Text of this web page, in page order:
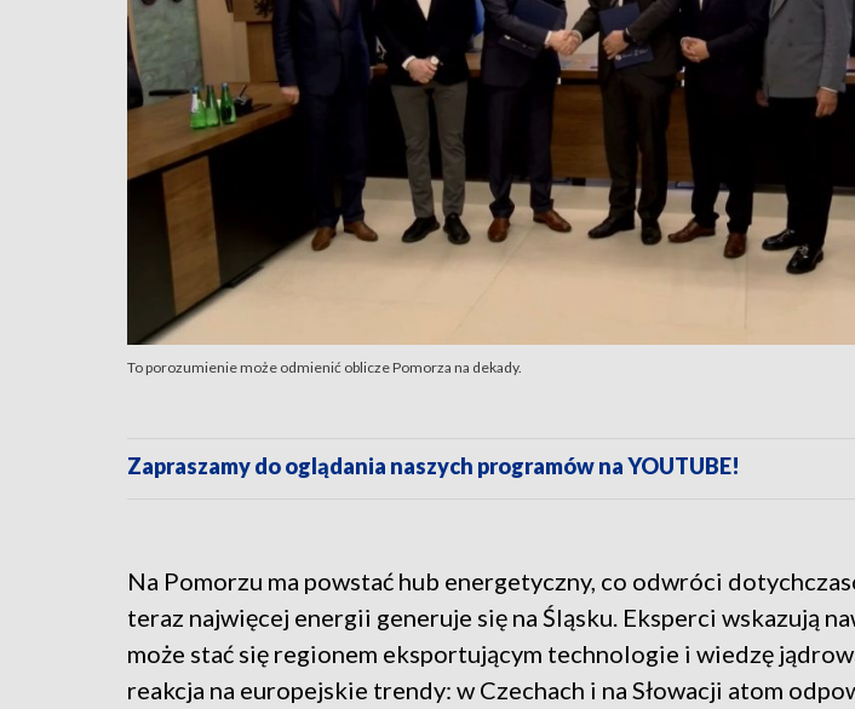
To porozumienie może odmienić oblicze Pomorza na dekady.
Zapraszamy do oglądania naszych programów na YOUTUBE!
Na Pomorzu ma powstać hub energetyczny, co odwróci
teraz najwięcej energii generuje się na Śląsku. Eksperci wskazują
może stać się regionem eksportującym technologie i wiedzę
reakcja na europejskie trendy: w Czechach i na Słowacji atom